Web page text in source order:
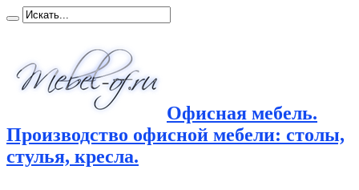
Офисная мебель.
Производство офисной мебели: столы,
стулья, кресла.